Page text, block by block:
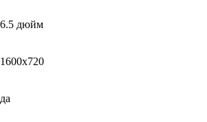
6.5 дюйм
1600х720
да